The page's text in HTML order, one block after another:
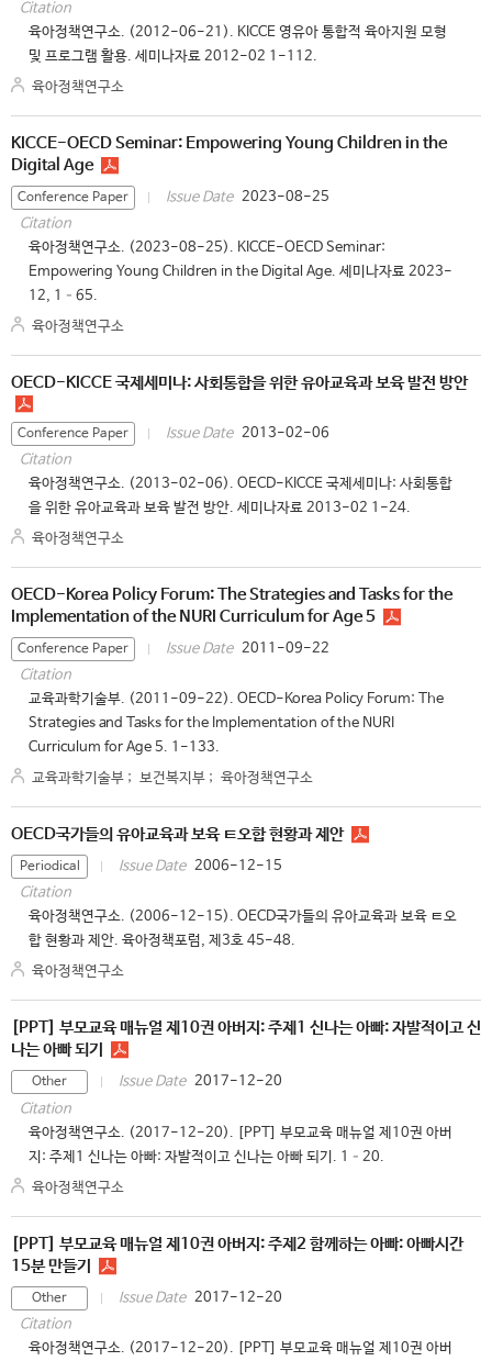
Citation
육아정책연구소. (2012-06-21). KICCE 영유아 통합적 육아지원 모형
및 프로그램 활용. 세미나자료 2012-02 1-112.
육아정책연구소
KICCE-OECD Seminar: Empowering Young Children in the
Digital Age
Conference Paper Issue Date 2023-08-25
Citation
육아정책연구소. (2023-08-25). KICCE-OECD Seminar:
Empowering Young Children in the Digital Age. 세미나자료 2023-
12, 1–65.
육아정책연구소
OECD-KICCE 국제세미나: 사회통합을 위한 유아교육과 보육 발전 방안
Conference Paper Issue Date 2013-02-06
Citation
육아정책연구소. (2013-02-06). OECD-KICCE 국제세미나: 사회통합
을 위한 유아교육과 보육 발전 방안. 세미나자료 2013-02 1-24.
육아정책연구소
OECD-Korea Policy Forum: The Strategies and Tasks for the
Implementation of the NURI Curriculum for Age 5
Conference Paper Issue Date 2011-09-22
Citation
교육과학기술부. (2011-09-22). OECD-Korea Policy Forum: The
Strategies and Tasks for the Implementation of the NURI
Curriculum for Age 5. 1-133.
교육과학기술부 ; 보건복지부 ; 육아정책연구소
OECD국가들의 유아교육과 보육 ㅌ오합 현황과 제안
Periodical Issue Date 2006-12-15
Citation
육아정책연구소. (2006-12-15). OECD국가들의 유아교육과 보육 ㅌ오
합 현황과 제안. 육아정책포럼, 제3호 45-48.
육아정책연구소
[PPT] 부모교육 매뉴얼 제10권 아버지: 주제1 신나는 아빠: 자발적이고 신
나는 아빠 되기
Other Issue Date 2017-12-20
Citation
육아정책연구소. (2017-12-20). [PPT] 부모교육 매뉴얼 제10권 아버
지: 주제1 신나는 아빠: 자발적이고 신나는 아빠 되기. 1–20.
육아정책연구소
[PPT] 부모교육 매뉴얼 제10권 아버지: 주제2 함께하는 아빠: 아빠시간
15분 만들기
Other Issue Date 2017-12-20
Citation
육아정책연구소. (2017-12-20). [PPT] 부모교육 매뉴얼 제10권 아버